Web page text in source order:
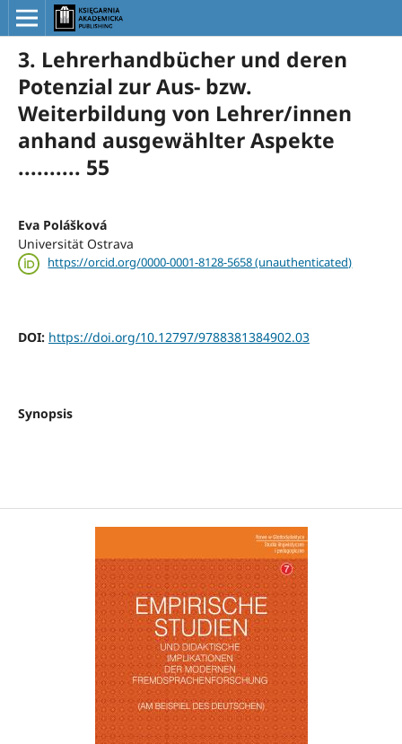
3. Lehrerhandbücher und deren
Potenzial zur Aus- bzw.
Weiterbildung von Lehrer/innen
anhand ausgewählter Aspekte
.......... 55
Eva Polášková
Universität Ostrava
https://orcid.org/0000-0001-8128-5658 (unauthenticated)
DOI: https://doi.org/10.12797/9788381384902.03
Synopsis